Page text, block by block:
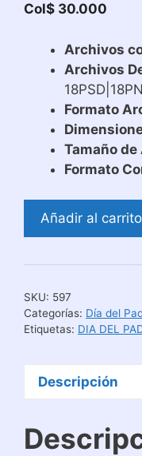
Col$ 30.000
Archivos
Archivos
Formato
Tamaño
Formato
Diseños
Sublimación
Tazas
Súper
Papá
Añadir al carrito
SKU: 597
Categorías: Día del
Etiquetas: DIA DEL
Descripción